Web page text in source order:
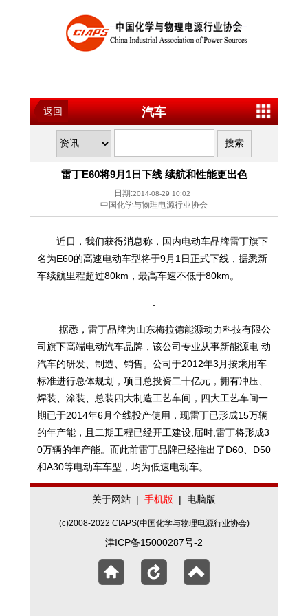
返回 汽车
雷丁E60将9月1日下线 续航和性能更出色
日期:2014-08-29 10:02
中国化学与物理电源行业协会
近日，我们获得消息称，国内电动车品牌雷丁旗下
名为E60的高速电动车型将于9月1日正式下线，据悉新
车续航里程超过80km，最高车速不低于80km。
据悉，雷丁品牌为山东梅拉德能源动力科技有限公
司旗下高端电动汽车品牌，该公司专业从事新能源电 动
汽车的研发、制造、销售。公司于2012年3月按乘用车
标准进行总体规划，项目总投资二十亿元，拥有冲压、
焊装、涂装、总装四大制造工艺车间，四大工艺车间一
期已于2014年6月全线投产使用，现雷丁已形成15万辆
的年产能，且二期工程已经开工建设,届时,雷丁将形成3
0万辆的年产能。而此前雷丁品牌已经推出了D60、D50
和A30等电动车车型，均为低速电动车。
关于网站 | 手机版 | 电脑版
(c)2008-2022 CIAPS(中国化学与物理电源行业协会)
津ICP备15000287号-2